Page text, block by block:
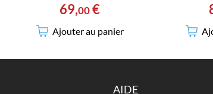
69,00€
Ajouter au panier
AIDE